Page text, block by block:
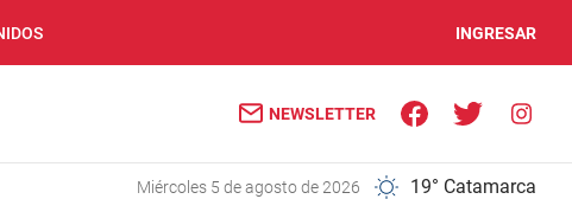
INGRESAR
NEWSLETTER
miércoles 5 de agosto de 2026 19° Catamarca